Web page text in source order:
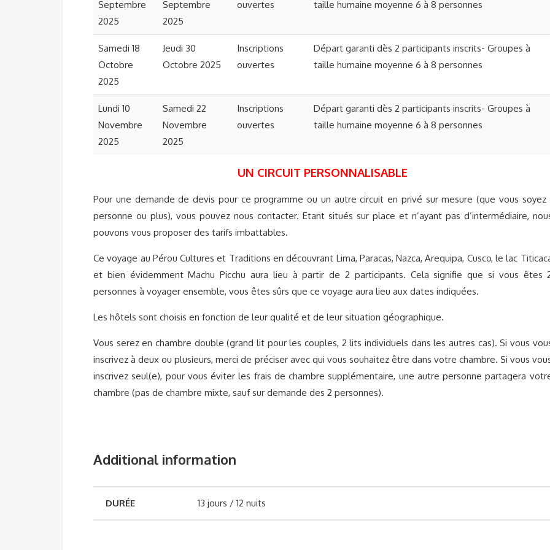
Septembre
2025
Septembre
2025
ouvertes
taille humaine moyenne 6 à 8 personnes
Samedi 18
Octobre
2025
Jeudi 30
Octobre 2025
Inscriptions
ouvertes
Départ garanti dès 2 participants inscrits- Groupes à
taille humaine moyenne 6 à 8 personnes
Lundi 10
Novembre
2025
Samedi 22
Novembre
2025
Inscriptions
ouvertes
Départ garanti dès 2 participants inscrits- Groupes à
taille humaine moyenne 6 à 8 personnes
UN CIRCUIT PERSONNALISABLE
Pour une demande de devis pour ce programme ou un autre circuit en privé sur mesure (que vous soyez
personne ou plus), vous pouvez nous contacter. Etant situés sur place et n’ayant pas d’intermédiaire,
pouvons vous proposer des tarifs imbattables.
Ce voyage au Pérou Cultures et Traditions en découvrant Lima, Paracas, Nazca, Arequipa, Cusco, le lac
et bien évidemment Machu Picchu aura lieu à partir de 2 participants. Cela signifie que si vous êtes
personnes à voyager ensemble, vous êtes sûrs que ce voyage aura lieu aux dates indiquées.
Les hôtels sont choisis en fonction de leur qualité et de leur situation géographique.
Vous serez en chambre double (grand lit pour les couples, 2 lits individuels dans les autres cas).Si vous
inscrivez à deux ou plusieurs, merci de préciser avec qui vous souhaitez être dans votre chambre. Si vous
inscrivez seul(e), pour vous éviter les frais de chambre supplémentaire, une autre personne partagera
chambre (pas de chambre mixte, sauf sur demande des 2 personnes).
Additional information
DURÉE 13 jours / 12 nuits